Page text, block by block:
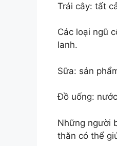
Trái cây: tất
Các loại ngũ
lanh.
Sữa: sản
Đồ uống:
Những người
thăn có thể